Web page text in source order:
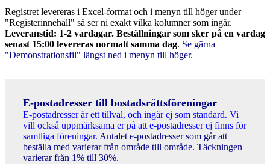
Registret levereras i Excel-format och i menyn till höger under
"Registerinnehåll" så ser ni exakt vilka kolumner som ingår.
Leveranstid: 1-2 vardagar. Beställningar som sker på en vardag
senast 15:00 levereras normalt samma dag. Se gärna
"Demonstrationsfil" längst ned i menyn till höger.
E-postadresser till bostadsrättsföreningar
E-postadresser är ett tillval, och ingår ej som standard. Vi
vill också uppmärksama er på att e-postadresser ej finns för
samtliga föreningar. Antalet e-postadresser som går att
beställa med varierar från område till område. Täckningen
varierar från 1% till 30%.